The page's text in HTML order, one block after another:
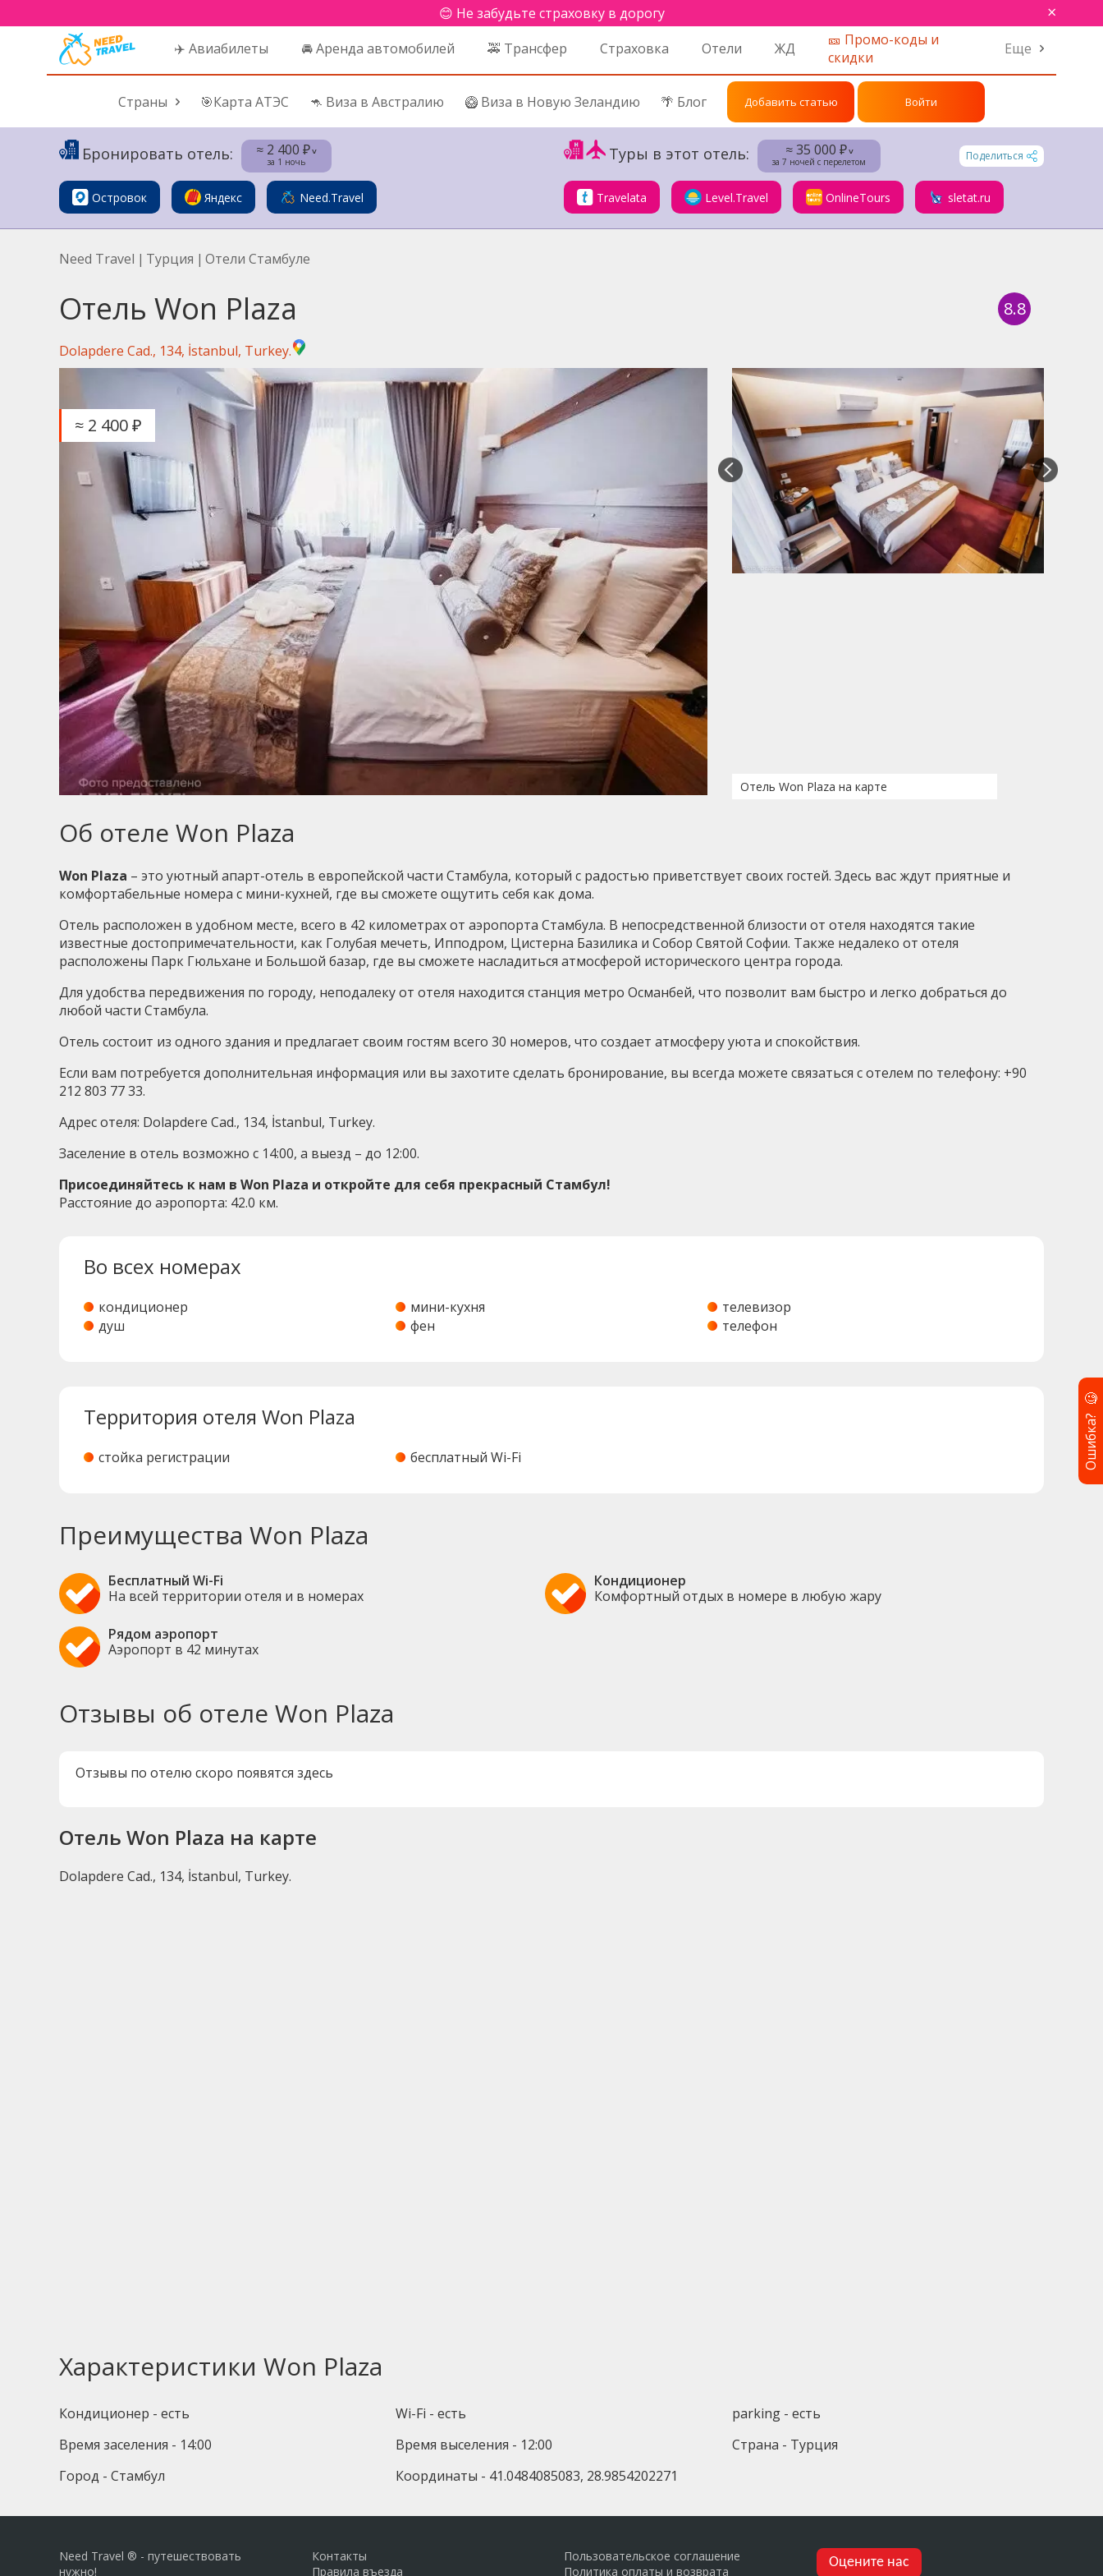
😊 Не забудьте страховку в дорогу ×
✈️ Авиабилеты 🚘 Аренда автомобилей 🚕 Трансфер Страховка Отели ЖД
🎫 Промо-коды и
скидки
Еще
Страны 🎯Карта АТЭС 🦘 Виза в Австралию 🥝 Виза в Новую Зеландию 🌴 Блог Добавить статью Войти
Бронировать отель: ≈ 2 400 ₽˅
за 1 ночь
Островок Яндекс Need.Travel
Туры в этот отель: ≈ 35 000 ₽˅
за 7 ночей с перелетом
Поделиться
Travelata Level.Travel OnlineTours sletat.ru
Need Travel | Турция | Отели Стамбуле
Отель Won Plaza 8.8
Dolapdere Cad., 134, İstanbul, Turkey.
≈ 2 400 ₽
Отель Won Plaza на карте
Об отеле Won Plaza
Won Plaza – это уютный апарт-отель в европейской части Стамбула, который с радостью приветствует своих гостей. Здесь вас ждут приятные и
комфортабельные номера с мини-кухней, где вы сможете ощутить себя как дома.
Отель расположен в удобном месте, всего в 42 километрах от аэропорта Стамбула. В непосредственной близости от отеля находятся такие
известные достопримечательности, как Голубая мечеть, Ипподром, Цистерна Базилика и Собор Святой Софии. Также недалеко от отеля
расположены Парк Гюльхане и Большой базар, где вы сможете насладиться атмосферой исторического центра города.
Для удобства передвижения по городу, неподалеку от отеля находится станция метро Османбей, что позволит вам быстро и легко добраться до
любой части Стамбула.
Отель состоит из одного здания и предлагает своим гостям всего 30 номеров, что создает атмосферу уюта и спокойствия.
Если вам потребуется дополнительная информация или вы захотите сделать бронирование, вы всегда можете связаться с отелем по телефону: +90
212 803 77 33.
Адрес отеля: Dolapdere Cad., 134, İstanbul, Turkey.
Заселение в отель возможно с 14:00, а выезд – до 12:00.
Присоединяйтесь к нам в Won Plaza и откройте для себя прекрасный Стамбул!
Расстояние до аэропорта: 42.0 км.
Во всех номерах
кондиционер мини-кухня
телевизор
душ
фен телефон
Территория отеля Won Plaza
стойка регистрации бесплатный Wi-Fi
Преимущества Won Plaza
Бесплатный Wi-Fi
На всей территории отеля и в номерах
Кондиционер
Комфортный отдых в номере в любую жару
Рядом аэропорт
Аэропорт в 42 минутах
Отзывы об отеле Won Plaza
Отзывы по отелю скоро появятся здесь
Отель Won Plaza на карте
Dolapdere Cad., 134, İstanbul, Turkey.
Характеристики Won Plaza
Кондиционер - есть Wi-Fi - есть
parking - есть
Время заселения - 14:00
Время выселения - 12:00
Страна - Турция
Город - Стамбул
Координаты - 41.0484085083, 28.9854202271
Need Travel ® - путешествовать
нужно!
Контакты
Правила въезда
Пользовательское соглашение
Политика оплаты и возврата
Оцените нас
Ошибка?
🧐